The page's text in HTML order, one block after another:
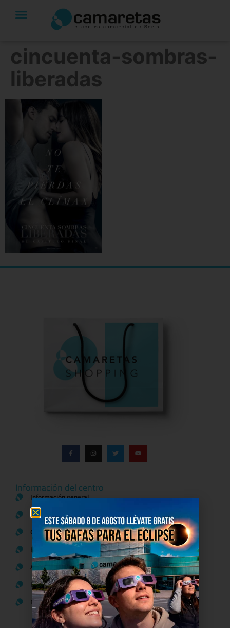
cincuenta-sombras-
liberadas
Información del centro
Información general
Directorio de tiendas y Planos
Contacto
Política de Privacidad
Aviso Legal
Política de Cookies
Bases legales Concursos y Promociones